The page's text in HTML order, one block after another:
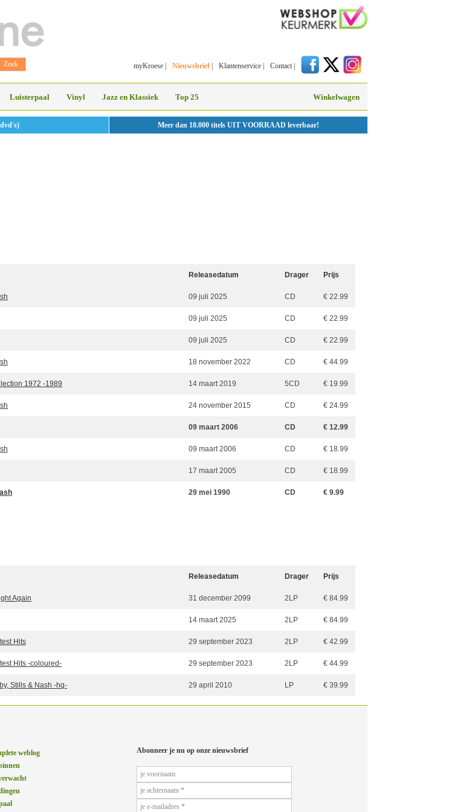
myKroese Nieuwsbrief Klantenservice Contact
Luisterpaal Vinyl Jazz en Klassiek Top 25 Winkelwagen
Meer dan 18.000 titels UIT VOORRAAD leverbaar!
Releasedatum Drager Prijs
09 juli 2025 CD € 22.99
09 juli 2025 CD € 22.99
09 juli 2025 CD € 22.99
18 november 2022 CD € 44.99
1972 -1989 14 maart 2019 5CD € 19.99
24 november 2015 CD € 24.99
09 maart 2006 CD € 12.99
09 maart 2006 CD € 18.99
17 maart 2005 CD € 18.99
29 mei 1990 CD € 9.99
Releasedatum Drager Prijs
Again 31 december 2099 2LP € 84.99
14 maart 2025 2LP € 84.99
Hits 29 september 2023 2LP € 42.99
Hits -coloured- 29 september 2023 2LP € 44.99
Stills & Nash -hq- 29 april 2010 LP € 39.99
weblog
Abonneer je nu op onze nieuwsbrief